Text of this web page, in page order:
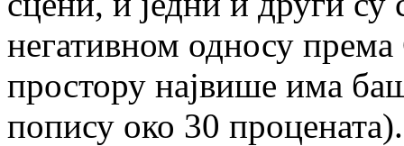
негативном односу
простору највише има
попису око 30 процената).